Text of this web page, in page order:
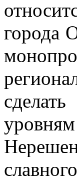
города